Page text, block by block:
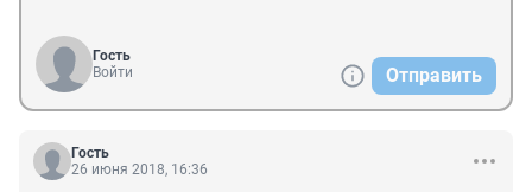
Гость
Войти
Отправить
Гость
26 июня 2018, 16:36